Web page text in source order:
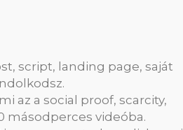
script, landing page, saját
az a social proof, scarcity,
másodperces videóba.